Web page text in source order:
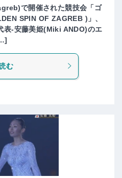
で開催された競技会「ゴ
SPIN OF ZAGREB )」、
表-安藤美姫(Miki ANDO)のエ
む